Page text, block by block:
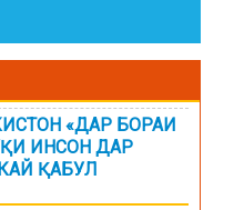
«ДАР БОРАИ
ИНСОН ДАР
ҚАБУЛ